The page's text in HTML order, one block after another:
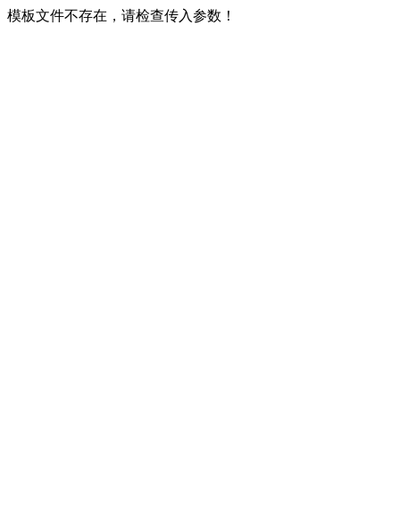
模板文件不存在，请检查传入参数！